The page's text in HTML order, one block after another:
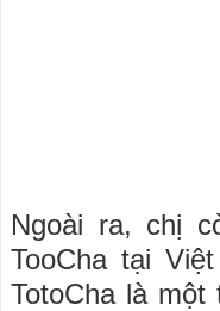
Ngoài ra, chị
TooCha tại
TotoCha là